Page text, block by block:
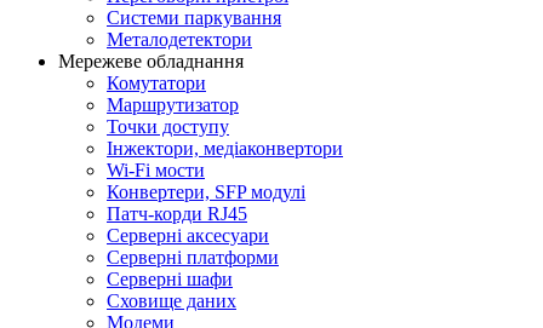
Системи паркування
Металодетектори
Мережеве обладнання
Комутатори
Маршрутизатор
Точки доступу
Інжектори, медіаконвертори
Wi-Fi мости
Конвертери, SFP модулі
Патч-корди RJ45
Серверні аксесуари
Серверні платформи
Серверні шафи
Сховище даних
Модеми